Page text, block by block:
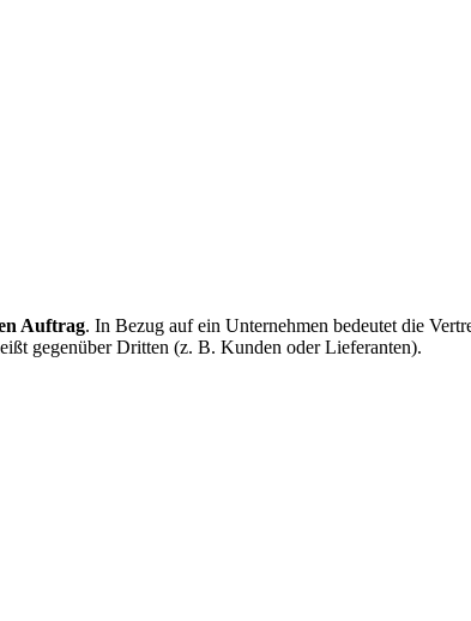
Auftrag. In Bezug auf ein Unternehmen bedeutet die
gegenüber Dritten (z. B. Kunden oder Lieferanten).